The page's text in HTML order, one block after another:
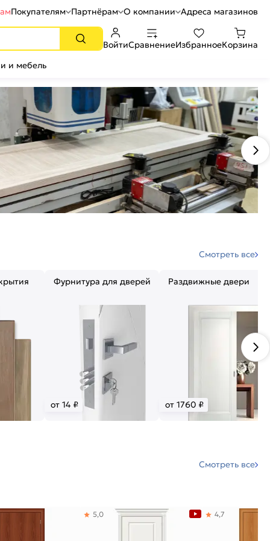
Покупателям Партнёрам О компании Адреса магазинов
ВойтиСравнениеИзбранноеКорзина
и мебель
Смотреть все
Фурнитура для дверей
от 14 ₽
Раздвижные двери
от 1760 ₽
Смотреть все
5,0 4,7